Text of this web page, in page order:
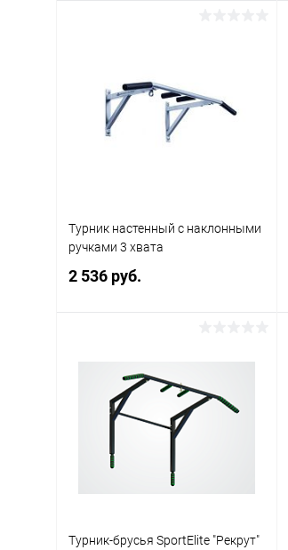
Купить в 1 клик
В избранное Недоступно
Турник настенный с наклонными
ручками 3 хвата
2 536 руб.
Купить в 1 клик Сравнение
В избранное
Турник-брусья SportElite "Рекрут"